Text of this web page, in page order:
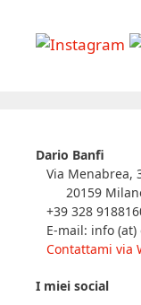
Dario Banfi
Via Menabrea,
20159
+39 328
E-mail: info
Contattami via
I miei social